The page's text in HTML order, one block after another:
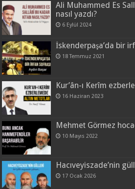
Ali Muhammed Es
nasıl yazdı?
6 Eylül 2024
İskenderpaşa’da bir
18 Temmuz 2021
Kur’ân-ı Kerîm
16 Haziran 2023
Mehmet Görmez
10 Mayıs 2022
Hacıveyiszade’nin
17 Ocak 2026